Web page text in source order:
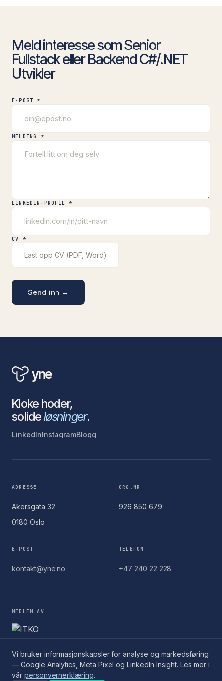
Meld interesse som Senior
Fullstack eller Backend C#/.NET
Utvikler
E-POST *
MELDING *
LINKEDIN-PROFIL *
CV *
Last opp CV (PDF, Word)
Send inn →
yne
Kloke hoder,
solideløsninger.
LinkedInInstagramBlogg
ADRESSE
Akersgata 32
0180 Oslo
ORG.NR
926 850 679
E-POST
kontakt@yne.no
TELEFON
+47 240 22 228
MEDLEM AV
© 2026 Yne AS
Vi bruker informasjonskapsler for analyse og markedsføring
— Google Analytics, Meta Pixel og LinkedIn Insight. Les mer i
vår personvernerklæring.